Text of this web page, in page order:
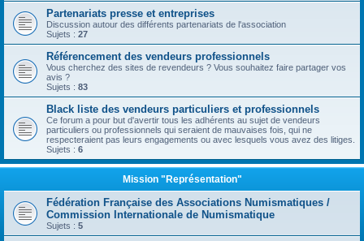
Partenariats presse et entreprises
Discussion autour des différents partenariats de l'association
Sujets : 27
Référencement des vendeurs professionnels
Vous cherchez des sites de revendeurs ? Vous souhaitez faire partager vos
avis ?
Sujets : 83
Black liste des vendeurs particuliers et professionnels
Ce forum a pour but d'avertir tous les adhérents au sujet de vendeurs
particuliers ou professionnels qui seraient de mauvaises fois, qui ne
respecteraient pas leurs engagements ou avec lesquels vous avez des litiges.
Sujets : 6
Mission "Représentation"
Fédération Française des Associations Numismatiques /
Commission Internationale de Numismatique
Sujets : 5